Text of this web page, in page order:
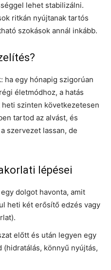
lehet stabilizálni.
ritkán nyújtanak tartós
szokások annál inkább.
ha egy hónapig szigorúan
életmódhoz, a hatás
szinten következetesen
tartod az alvást, és
szervezet lassan, de
lépései
dolgot havonta, amit
heti két erősítő edzés vagy
előtt és után legyen egy
(hidratálás, könnyű nyújtás,